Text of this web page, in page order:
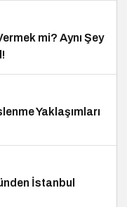
mi? Aynı Şey
Yaklaşımları
İstanbul